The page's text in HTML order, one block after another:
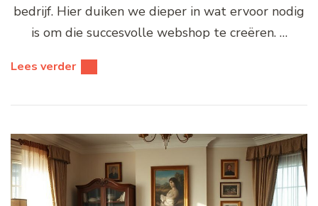
bedrijf. Hier duiken we dieper in wat ervoor nodig
is om die succesvolle webshop te creëren. …
Lees verder